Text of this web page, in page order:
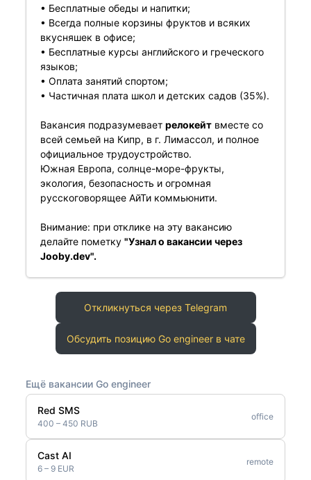
• Бесплатные обеды и напитки;
• Всегда полные корзины фруктов и всяких
вкусняшек в офисе;
• Бесплатные курсы английского и греческого
языков;
• Оплата занятий спортом;
• Частичная плата школ и детских садов (35%).
Вакансия подразумевает релокейтвместе со
всей семьей на Кипр, в г. Лимассол, и полное
официальное трудоустройство.
Южная Европа, солнце-море-фрукты,
экология, безопасность и огромная
русскоговорящее АйТи коммьюнити.
Внимание: при отклике на эту вакансию
делайте пометку "Узнал о вакансии через
Jooby.dev".
Откликнуться через Telegram
Обсудить позицию Go engineer в чате
Ещё вакансии Go engineer
Red SMS
400 – 450 RUB
office
Cast AI
6 – 9 EUR
remote